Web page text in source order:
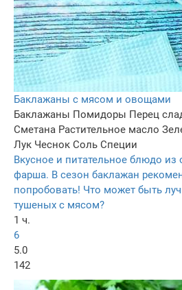
Баклажаны с мясом и овощами
Баклажаны Помидоры Перец
Сметана Растительное масло
Лук Чеснок Соль Специи
Вкусное и питательное блюдо
фарша. В сезон баклажан
попробовать! Что может быть
тушеных с мясом?
1 ч.
6
5.0
142